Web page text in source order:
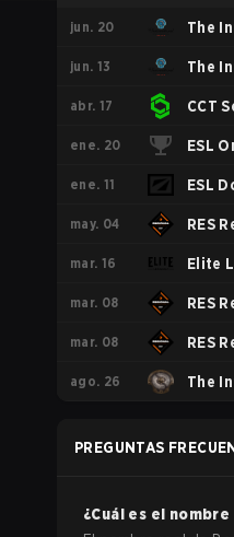
jun. 20 The
jun. 13 The
abr. 17
ene. 20 ESL
ene. 11 ESL
28 SA
may. 04 RES
mar. 16 Elite
mar. 08 RES
mar. 08 RES
Stage
ago. 26 The
PREGUNTAS
¿Cuál es el nombre